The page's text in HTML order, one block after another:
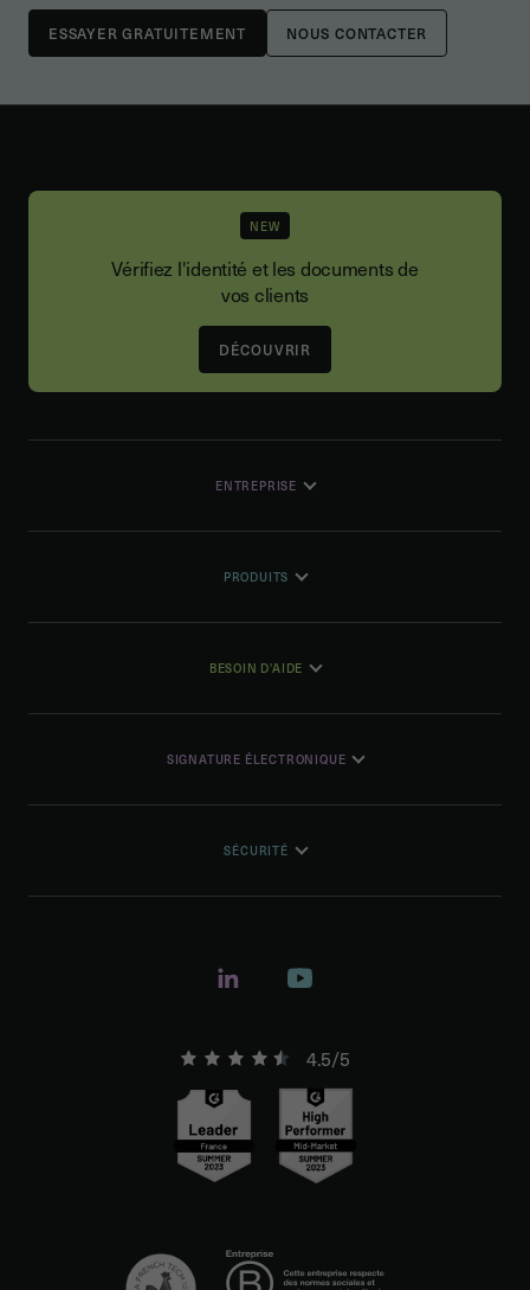
NOUS CONTACTER
NEW
Vérifiez l'identité et les documents de
vos clients
DÉCOUVRIR
ENTREPRISE
PRODUITS
BESOIN D'AIDE
SIGNATURE ÉLECTRONIQUE
SÉCURITÉ
4.5/5